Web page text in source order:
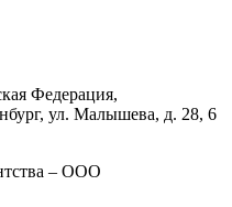
Федерация,
, ул. Малышева, д. 28, 6
– ООО